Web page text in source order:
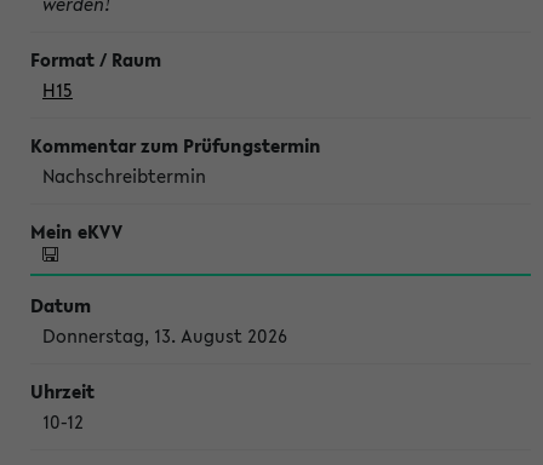
H15
Nachschreibtermin
Donnerstag, 13. August 2026
10-12